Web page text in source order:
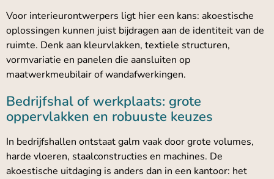
Voor interieurontwerpers ligt hier een kans: akoestische
oplossingen kunnen juist bijdragen aan de identiteit van de
ruimte. Denk aan kleurvlakken, textiele structuren,
vormvariatie en panelen die aansluiten op
maatwerkmeubilair of wandafwerkingen.
Bedrijfshal of werkplaats: grote
oppervlakken en robuuste keuzes
In bedrijfshallen ontstaat galm vaak door grote volumes,
harde vloeren, staalconstructies en machines. De
akoestische uitdaging is anders dan in een kantoor: het